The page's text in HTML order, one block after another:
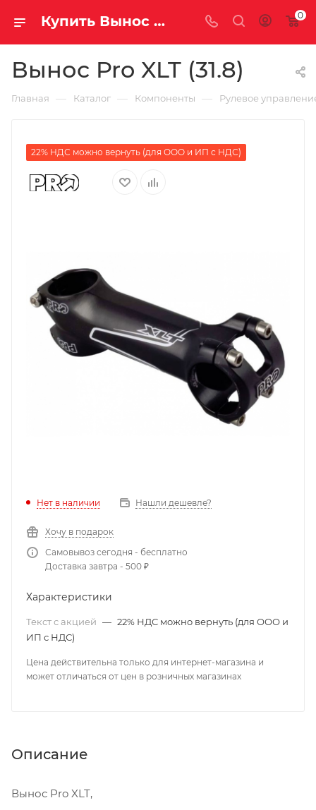
Купить Вынос Pro XLT (31.8) за рублей, а со скидкой 0
Вынос Pro XLT (31.8)
Главная — Каталог — Компоненты — Рулевое
22% НДС можно вернуть (для ООО и ИП с НДС)
Нет в наличии Нашли дешевле?
Хочу в подарок
Самовывоз сегодня - бесплатно
Доставка завтра - 500 ₽
Характеристики
Текст с акцией — 22% НДС можно вернуть (для ООО и
ИП с НДС)
Цена действительна только для интернет-магазина и
может отличаться от цен в розничных магазинах
Описание
Вынос Pro XLT,